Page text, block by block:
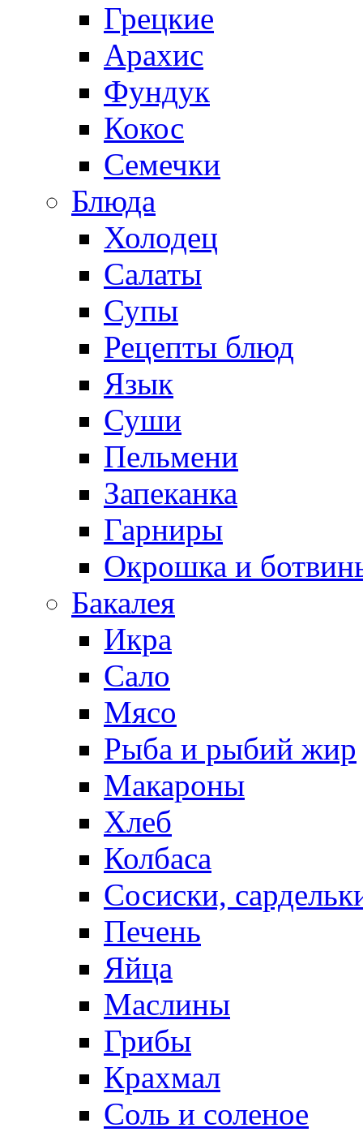
Грецкие
Арахис
Фундук
Кокос
Семечки
Блюда
Холодец
Салаты
Супы
Рецепты блюд
Язык
Суши
Пельмени
Запеканка
Гарниры
Окрошка и
Бакалея
Икра
Сало
Мясо
Рыба и рыбий жир
Макароны
Хлеб
Колбаса
Сосиски,
Печень
Яйца
Маслины
Грибы
Крахмал
Соль и соленое